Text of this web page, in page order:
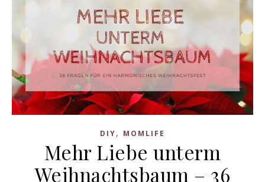
DIY, MOMLIFE
Mehr Liebe unterm
Weihnachtsbaum – 36